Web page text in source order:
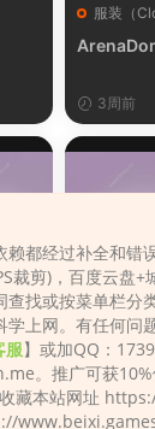
服装（
3周前
赖都经过补全和错
裁剪)，百度云盘+
查找或按菜单栏分
学上网。有任何问
服】或加QQ：
。推广可获
藏本站网址